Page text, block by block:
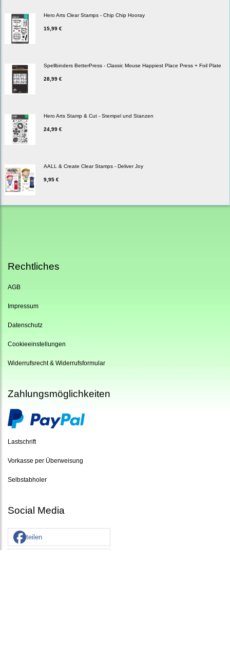
Hero Arts Clear Stamps - Chip Chip Hooray
15,99 €
Spellbinders BetterPress - Classic Mouse Happiest Place Press + Foil Plate
28,99 €
Hero Arts Stamp & Cut - Stempel und Stanzen
24,99 €
AALL & Create Clear Stamps - Deliver Joy
9,95 €
Rechtliches
AGB
Impressum
Datenschutz
Cookieeinstellungen
Widerrufsrecht & Widerrufsformular
Zahlungsmöglichkeiten
Lastschrift
Vorkasse per Überweisung
Selbstabholer
Social Media
teilen